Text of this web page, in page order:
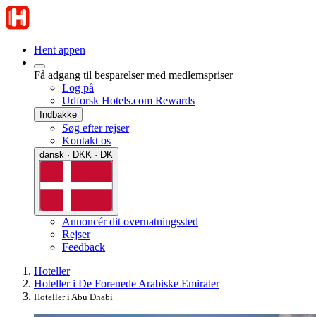
Hent appen
Få adgang til besparelser med medlemspriser
Log på
Udforsk Hotels.com Rewards
Indbakke
Søg efter rejser
Kontakt os
dansk · DKK · DK
Annoncér dit overnatningssted
Rejser
Feedback
Hoteller
Hoteller i De Forenede Arabiske Emirater
Hoteller i Abu Dhabi